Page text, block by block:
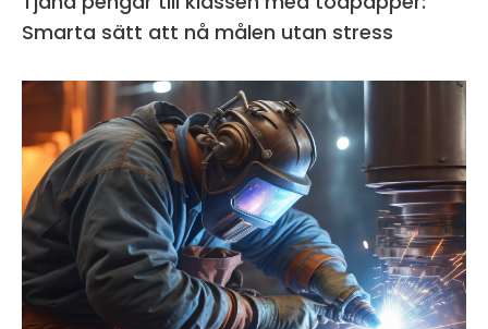
Smarta sätt att nå målen utan stress